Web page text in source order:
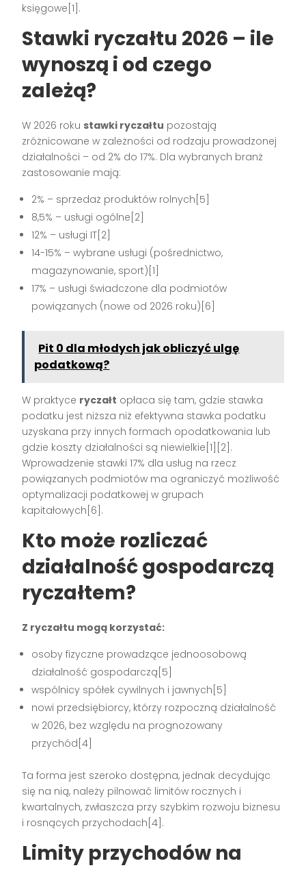
księgowe[1].
Stawki ryczałtu 2026 – ile
wynoszą i od czego
zależą?
W 2026 roku stawki ryczałtu pozostają
zróżnicowane w zależności od rodzaju prowadzonej
działalności – od 2% do 17%. Dla wybranych branż
zastosowanie mają:
2% – sprzedaż produktów rolnych[5]
8,5% – usługi ogólne[2]
12% – usługi IT[2]
14-15% – wybrane usługi (pośrednictwo,
magazynowanie, sport)[1]
17% – usługi świadczone dla podmiotów
powiązanych (nowe od 2026 roku)[6]
Pit 0 dla młodych jak obliczyć ulgę
podatkową?
W praktyce ryczałt opłaca się tam, gdzie stawka
podatku jest niższa niż efektywna stawka podatku
uzyskana przy innych formach opodatkowania lub
gdzie koszty działalności są niewielkie[1][2].
Wprowadzenie stawki 17% dla usług na rzecz
powiązanych podmiotów ma ograniczyć możliwość
optymalizacji podatkowej w grupach
kapitałowych[6].
Kto może rozliczać
działalność gospodarczą
ryczałtem?
Z ryczałtu mogą korzystać:
osoby fizyczne prowadzące jednoosobową
działalność gospodarczą[5]
wspólnicy spółek cywilnych i jawnych[5]
nowi przedsiębiorcy, którzy rozpoczną działalność
w 2026, bez względu na prognozowany
przychód[4]
Ta forma jest szeroko dostępna, jednak decydując
się na nią, należy pilnować limitów rocznych i
kwartalnych, zwłaszcza przy szybkim rozwoju biznesu
i rosnących przychodach[4].
Limity przychodów na